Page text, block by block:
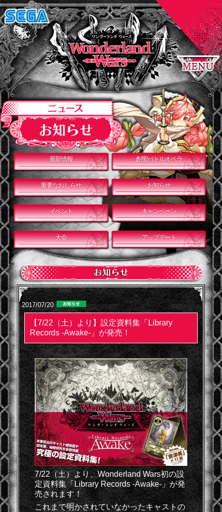
最新情報 創聖バトルオペラ
重要なおしらせ お知らせ
イベント キャンペーン
大会 アップデート
2017/07/20
【7/22（土）より】設定資料集「Library
Records -Awake-」が発売！
7/22（土）より、Wonderland Wars初の設
定資料集「Library Records -Awake-」が発
売されます！
これまで明かされていなかったキャストの